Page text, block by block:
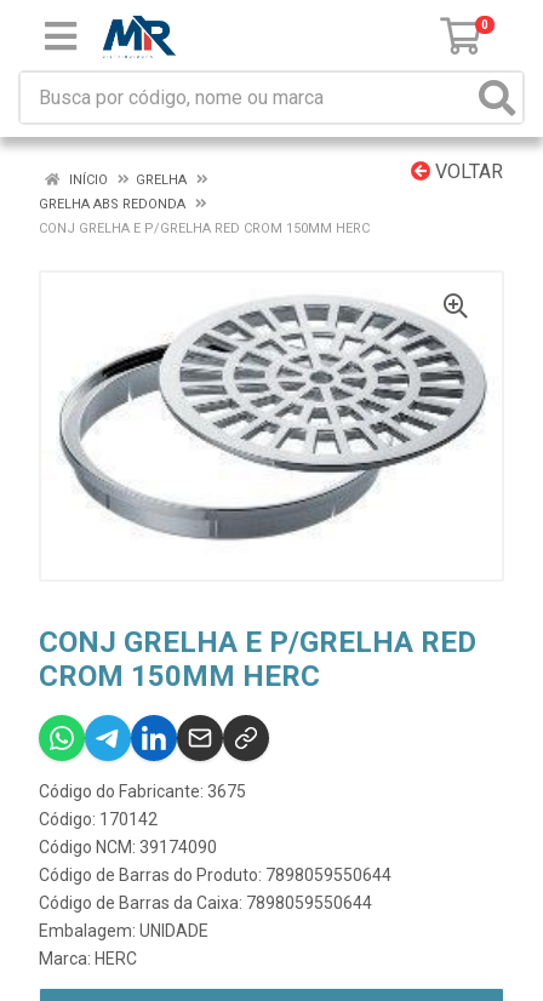
0
VOLTAR
INÍCIO
GRELHA
GRELHA ABS REDONDA
CONJ GRELHA E P/GRELHA RED CROM 150MM HERC
CONJ GRELHA E P/GRELHA RED
CROM 150MM HERC
Código do Fabricante: 3675
Código: 170142
Código NCM: 39174090
Código de Barras do Produto: 7898059550644
Código de Barras da Caixa: 7898059550644
Embalagem: UNIDADE
Marca: HERC